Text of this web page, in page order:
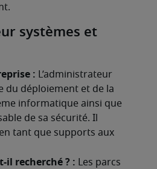
systèmes et
:
L’administrateur
du déploiement et de la
informatique ainsi que
de sa sécurité. Il
tant que supports aux
il recherché ? :
Les parcs